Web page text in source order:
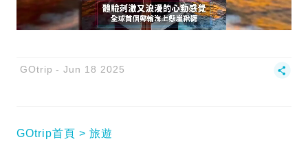
GOtrip Jun 18 2025
GOtrip首頁 旅遊